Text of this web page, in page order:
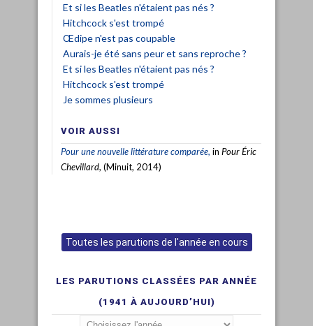
Et si les Beatles n'étaient pas nés ?
Hitchcock s'est trompé
Œdipe n'est pas coupable
Aurais-je été sans peur et sans reproche ?
Et si les Beatles n'étaient pas nés ?
Hitchcock s'est trompé
Je sommes plusieurs
VOIR AUSSI
Pour une nouvelle littérature comparée, in Pour Éric
Chevillard, (Minuit, 2014)
Toutes les parutions de l'année en cours
LES PARUTIONS CLASSÉES PAR ANNÉE
(1941 À AUJOURD’HUI)